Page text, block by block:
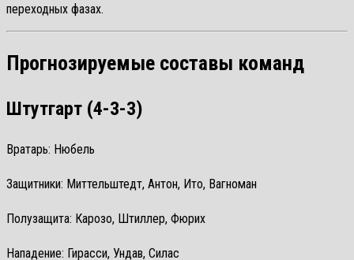
переходных фазах.
Прогнозируемые составы команд
Штутгарт (4-3-3)
Вратарь: Нюбель
Защитники: Миттельштедт, Антон, Ито, Вагноман
Полузащита: Карозо, Штиллер, Фюрих
Нападение: Гирасси, Ундав, Силас